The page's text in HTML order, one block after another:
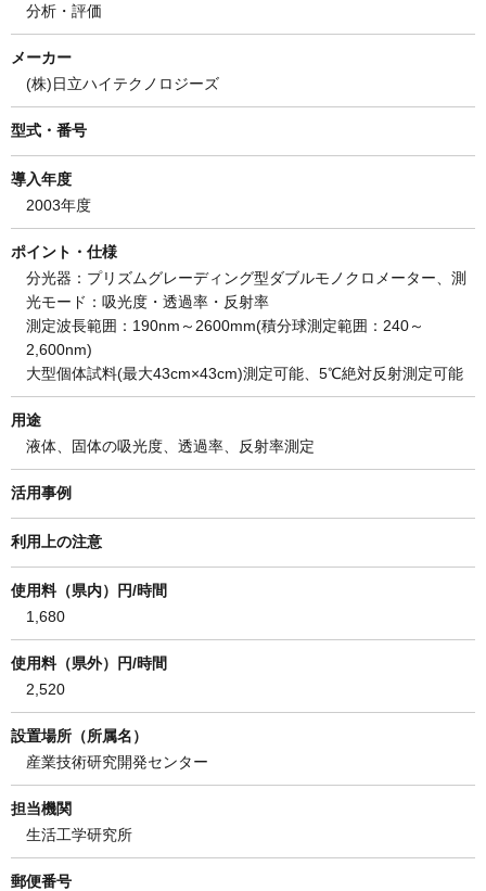
分析・評価
メーカー
(株)日立ハイテクノロジーズ
型式・番号
導入年度
2003年度
ポイント・仕様
分光器：プリズムグレーディング型ダブルモノクロメーター、測
光モード：吸光度・透過率・反射率
測定波長範囲：190nm～2600mm(積分球測定範囲：240～
2,600nm)
大型個体試料(最大43cm×43cm)測定可能、5℃絶対反射測定可能
用途
液体、固体の吸光度、透過率、反射率測定
活用事例
利用上の注意
使用料（県内）円/時間
1,680
使用料（県外）円/時間
2,520
設置場所（所属名）
産業技術研究開発センター
担当機関
生活工学研究所
郵便番号